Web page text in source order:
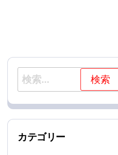
検
索:
カテゴリー